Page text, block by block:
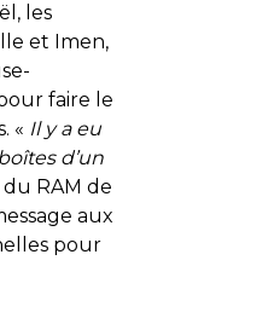
les
et Imen,
faire le
« Il y a eu
d’un
RAM de
aux
pour